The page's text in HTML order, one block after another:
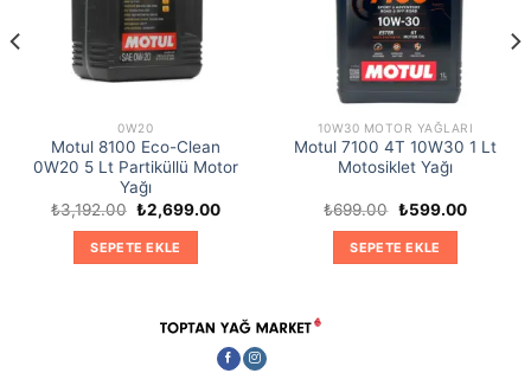
0W20
Motul 8100 Eco-Clean
0W20 5 Lt Partiküllü Motor
Yağı
₺3,192.00 Orijinal
fiyat:
₺3,192.00.
₺2,699.00Şu
SEPETE EKLE
10W30 MOTOR YAĞLARI
Motul 7100 4T 10W30 1 Lt
Motosiklet Yağı
₺699.00 Orijinal
₺699.00.
₺599.00Şu
SEPETE EKLE